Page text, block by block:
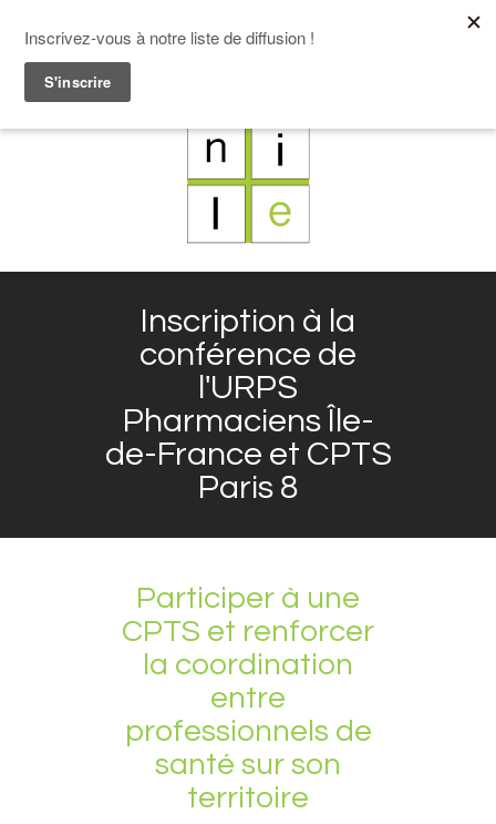
F L X I
Inscription à la
conférence de
l'URPS
Pharmaciens Île-
de-France et CPTS
Paris 8
Participer à une
CPTS et renforcer
la coordination
entre
professionnels de
santé sur son
territoire